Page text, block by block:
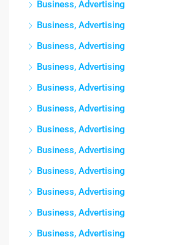
Business, Advertising
Business, Advertising
Business, Advertising
Business, Advertising
Business, Advertising
Business, Advertising
Business, Advertising
Business, Advertising
Business, Advertising
Business, Advertising
Business, Advertising
Business, Advertising